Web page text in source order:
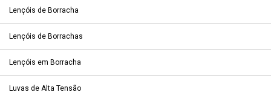
Lençóis de Borracha
Lençóis de Borrachas
Lençóis em Borracha
Luvas de Alta Tensão